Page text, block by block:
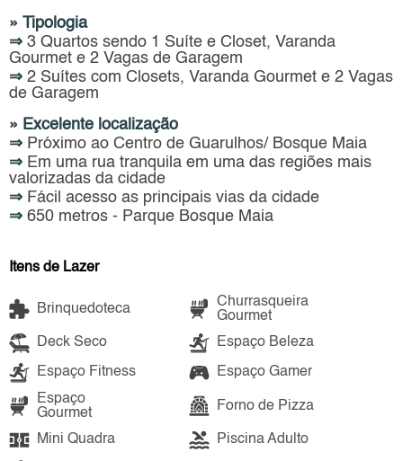
» Tipologia
⇒ 3 Quartos sendo 1 Suíte e Closet, Varanda
Gourmet e 2 Vagas de Garagem
⇒ 2 Suítes com Closets, Varanda Gourmet e 2 Vagas
de Garagem
» Excelente localização
⇒ Próximo ao Centro de Guarulhos/ Bosque Maia
⇒ Em uma rua tranquila em uma das regiões mais
valorizadas da cidade
⇒ Fácil acesso as principais vias da cidade
⇒ 650 metros - Parque Bosque Maia
Itens de Lazer
Brinquedoteca
Churrasqueira
Gourmet
Deck Seco
Espaço Beleza
Espaço Fitness
Espaço Gamer
Espaço
Gourmet
Forno de Pizza
Mini Quadra Piscina Adulto